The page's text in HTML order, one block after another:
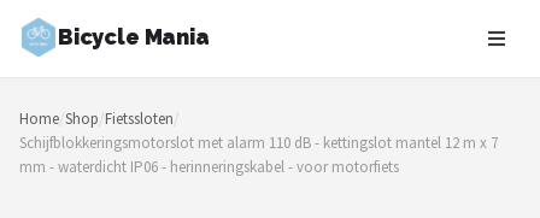
Bicycle Mania
Zoeken
NAVIGATIE
Shop
Home/Shop/Fietssloten/
Schijfblokkeringsmotorslot met alarm 110 dB - kettingslot mantel 12 m x 7
mm - waterdicht IP06 - herinneringskabel - voor motorfiets